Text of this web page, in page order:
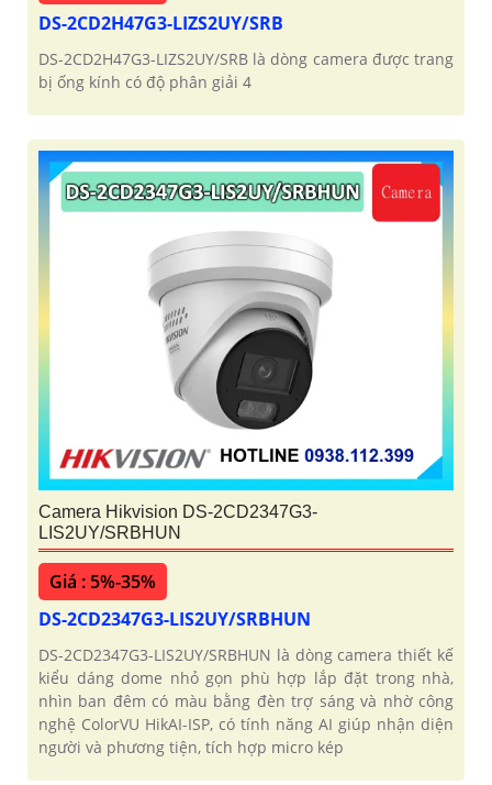
DS-2CD2H47G3-LIZS2UY/SRB
DS-2CD2H47G3-LIZS2UY/SRB là dòng camera được trang
bị ống kính có độ phân giải 4
Camera Hikvision DS-2CD2347G3-
LIS2UY/SRBHUN
Giá : 5%-35%
DS-2CD2347G3-LIS2UY/SRBHUN
DS-2CD2347G3-LIS2UY/SRBHUN là dòng camera thiết kế
kiểu dáng dome nhỏ gọn phù hợp lắp đặt trong nhà,
nhìn ban đêm có màu bằng đèn trợ sáng và nhờ công
nghệ ColorVU HikAI-ISP, có tính năng AI giúp nhận diện
người và phương tiện, tích hợp micro kép